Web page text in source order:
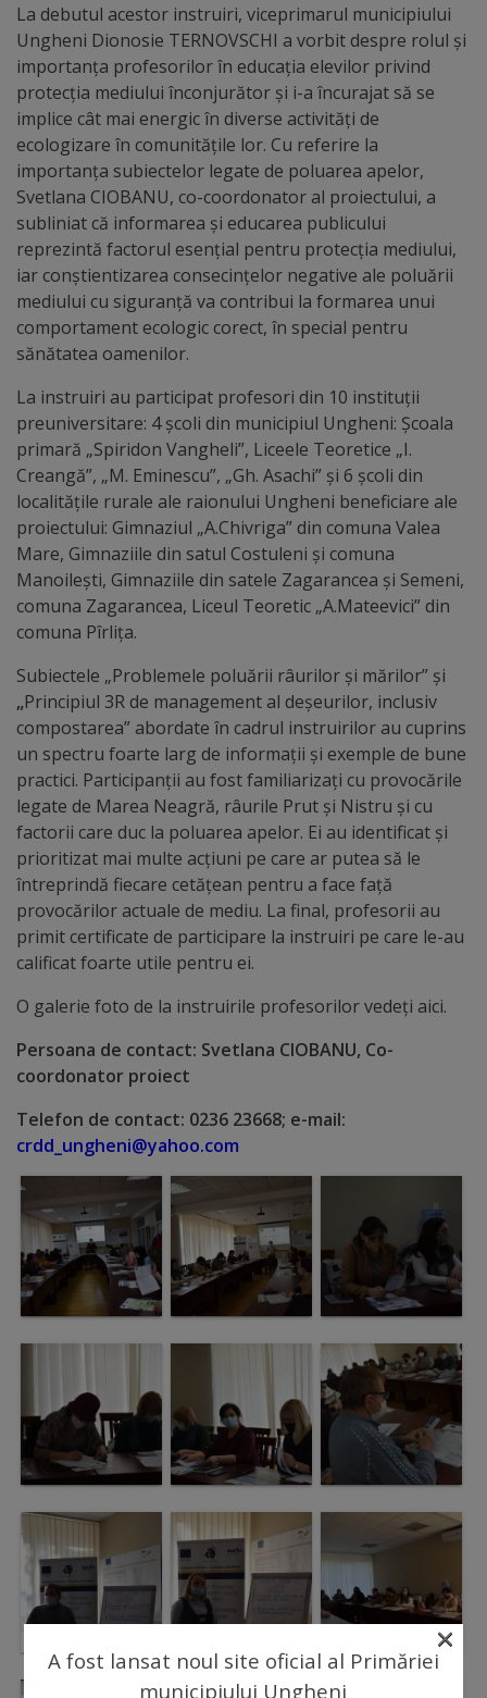
turistice
Sculpturi
(harta
sculpturilor)
Monumente
arhitecturale
Personalități
marcante
Sportivi
de
performanță
Orașul
în
imagini
Galerie
video
Galerii
foto
Administrație
Primărie
Primar
Viceprimari
Organigrama
Aparatul
primăriei
Regulamentul
de
funcționare
și
calitate
Consiliul
Municipal
Secretar
Consilieri
La debutul acestor instruiri, viceprimarul municipiului
Ungheni Dionosie TERNOVSCHI a vorbit despre rolul și
importanța profesorilor în educația elevilor privind
protecția mediului înconjurător și i-a încurajat să se
implice cât mai energic în diverse activități de
ecologizare în comunitățile lor. Cu referire la
importanța subiectelor legate de poluarea apelor,
Svetlana CIOBANU, co-coordonator al proiectului, a
subliniat că informarea și educarea publicului
reprezintă factorul esențial pentru protecția mediului,
iar conștientizarea consecințelor negative ale poluării
mediului cu siguranță va contribui la formarea unui
comportament ecologic corect, în special pentru
sănătatea oamenilor.
La instruiri au participat profesori din 10 instituții
preuniversitare: 4 școli din municipiul Ungheni: Școala
primară „Spiridon Vangheli”, Liceele Teoretice „I.
Creangă”, „M. Eminescu”, „Gh. Asachi” și 6 școli din
localitățile rurale ale raionului Ungheni beneficiare ale
proiectului: Gimnaziul „A.Chivriga” din comuna Valea
Mare, Gimnaziile din satul Costuleni și comuna
Manoilești, Gimnaziile din satele Zagarancea și Semeni,
comuna Zagarancea, Liceul Teoretic „A.Mateevici” din
comuna Pîrlița.
Subiectele „Problemele poluării râurilor și mărilor” și
„Principiul 3R de management al deșeurilor, inclusiv
compostarea” abordate în cadrul instruirilor au cuprins
un spectru foarte larg de informații și exemple de bune
practici. Participanții au fost familiarizați cu provocările
legate de Marea Neagră, râurile Prut și Nistru și cu
factorii care duc la poluarea apelor. Ei au identificat și
prioritizat mai multe acțiuni pe care ar putea să le
întreprindă fiecare cetățean pentru a face față
provocărilor actuale de mediu. La final, profesorii au
primit certificate de participare la instruiri pe care le-au
calificat foarte utile pentru ei.
O galerie foto de la instruirile profesorilor vedeți aici.
Persoana de contact: Svetlana CIOBANU, Co-
coordonator proiect
Telefon de contact: 0236 23668; e-mail:
crdd_ungheni@yahoo.com
A fost lansat noul site oficial al Primăriei
municipiului Ungheni
×